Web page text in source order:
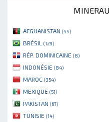
AFGHANISTAN (44)
BRÉSIL (129)
RÉP. DOMINICAINE (8)
INDONÉSIE (84)
MAROC (354)
MEXIQUE (51)
PAKISTAN (67)
TUNISIE (14)